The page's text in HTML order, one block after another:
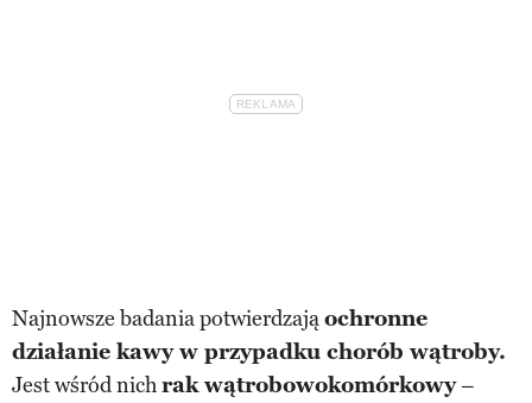
Najnowsze badania potwierdzająochronne
działanie kawy w przypadku chorób wątroby.
Jest wśród nichrak wątrobowokomórkowy–